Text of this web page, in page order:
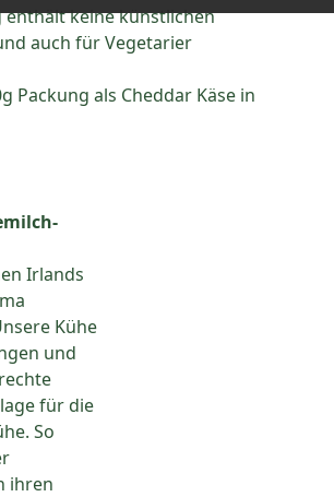
enthält keine künstlichen
auch für Vegetarier
Packung als Cheddar Käse in
Irlands
Kühe
und
für die
So
ihren